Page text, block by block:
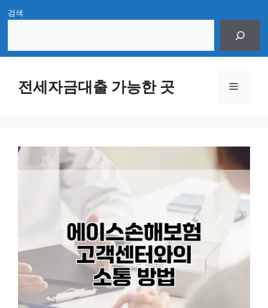
Skip
content
검색
전세자금대출 가능한 곳 Menu